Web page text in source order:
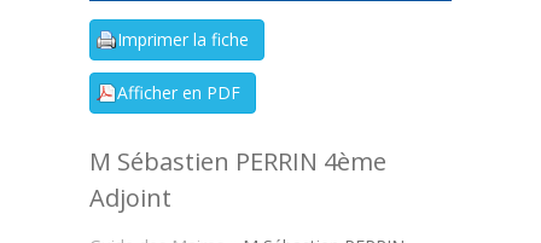
M Sébastien PERRIN 4ème
Adjoint